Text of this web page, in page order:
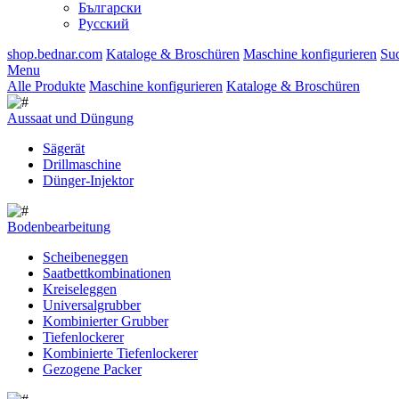
Български
Русский
shop.bednar.com Kataloge & Broschüren Maschine konfigurieren
Menu
Alle Produkte Maschine konfigurieren Kataloge & Broschüren
Aussaat und Düngung
Sägerät
Drillmaschine
Dünger-Injektor
Bodenbearbeitung
Scheibeneggen
Saatbettkombinationen
Kreiseleggen
Universalgrubber
Kombinierter Grubber
Tiefenlockerer
Kombinierte Tiefenlockerer
Gezogene Packer